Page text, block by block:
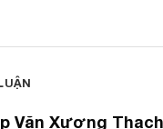
Văn Xương Thạch